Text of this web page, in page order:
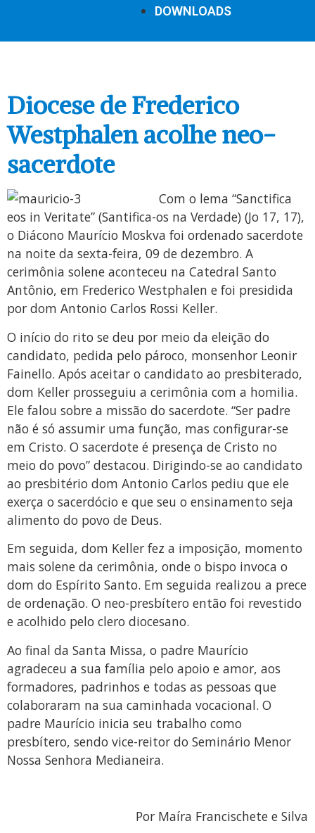
DOWNLOADS
Diocese de Frederico
Westphalen acolhe neo-
sacerdote
Com o lema “Sanctifica
eos in Veritate” (Santifica-os na Verdade) (Jo 17, 17),
o Diácono Maurício Moskva foi ordenado sacerdote
na noite da sexta-feira, 09 de dezembro. A
cerimônia solene aconteceu na Catedral Santo
Antônio, em Frederico Westphalen e foi presidida
por dom Antonio Carlos Rossi Keller.
O início do rito se deu por meio da eleição do
candidato, pedida pelo pároco, monsenhor Leonir
Fainello. Após aceitar o candidato ao presbiterado,
dom Keller prosseguiu a cerimônia com a homilia.
Ele falou sobre a missão do sacerdote. “Ser padre
não é só assumir uma função, mas configurar-se
em Cristo. O sacerdote é presença de Cristo no
meio do povo” destacou. Dirigindo-se ao candidato
ao presbitério dom Antonio Carlos pediu que ele
exerça o sacerdócio e que seu o ensinamento seja
alimento do povo de Deus.
Em seguida, dom Keller fez a imposição, momento
mais solene da cerimônia, onde o bispo invoca o
dom do Espírito Santo. Em seguida realizou a prece
de ordenação. O neo-presbítero então foi revestido
e acolhido pelo clero diocesano.
Ao final da Santa Missa, o padre Maurício
agradeceu a sua família pelo apoio e amor, aos
formadores, padrinhos e todas as pessoas que
colaboraram na sua caminhada vocacional. O
padre Maurício inicia seu trabalho como
presbítero, sendo vice-reitor do Seminário Menor
Nossa Senhora Medianeira.
Por Maíra Francischete e Silva